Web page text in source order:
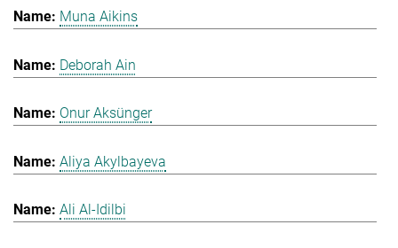
Muna Aikins
Deborah Ain
Onur Aksünger
Aliya Akylbayeva
Ali Al-Idilbi